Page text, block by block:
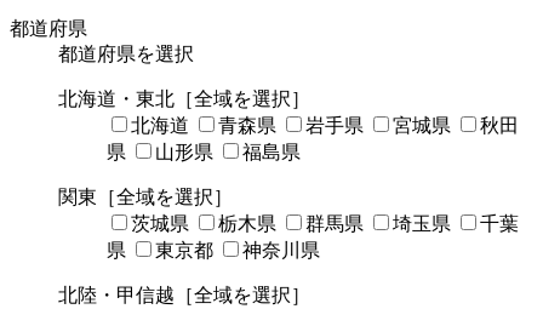
都道府県
都道府県を選択
北海道・東北 ［全域を選択］
北海道
青森県 岩手県 宮城県
秋田
県
山形県 福島県
関東 ［全域を選択］
茨城県
栃木県 群馬県 埼玉県
千葉
県
東京都 神奈川県
北陸・甲信越 ［全域を選択］